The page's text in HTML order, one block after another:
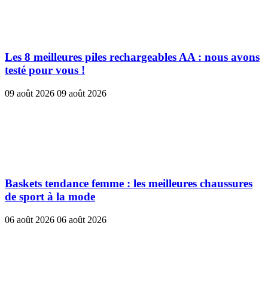
Les 8 meilleures piles rechargeables AA : nous avons
testé pour vous !
09 août 2026 09 août 2026
Baskets tendance femme : les meilleures chaussures
de sport à la mode
06 août 2026 06 août 2026